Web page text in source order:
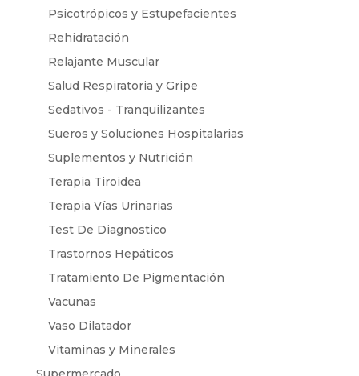
Psicotrópicos y Estupefacientes
Rehidratación
Relajante Muscular
Salud Respiratoria y Gripe
Sedativos - Tranquilizantes
Sueros y Soluciones Hospitalarias
Suplementos y Nutrición
Terapia Tiroidea
Terapia Vías Urinarias
Test De Diagnostico
Trastornos Hepáticos
Tratamiento De Pigmentación
Vacunas
Vaso Dilatador
Vitaminas y Minerales